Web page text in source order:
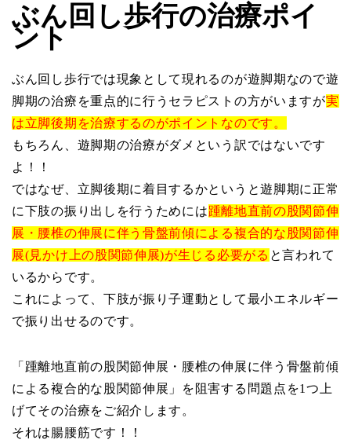
ぶん回し歩行の治療ポイ
ント
ぶん回し歩行では現象として現れるのが遊脚期なので遊
脚期の治療を重点的に行うセラピストの方がいますが実
は立脚後期を治療するのがポイントなのです。
もちろん、遊脚期の治療がダメという訳ではないです
よ！！
ではなぜ、立脚後期に着目するかというと遊脚期に正常
に下肢の振り出しを行うためには踵離地直前の股関節伸
展・腰椎の伸展に伴う骨盤前傾による複合的な股関節伸
展(見かけ上の股関節伸展)が生じる必要がる と言われて
いるからです。
これによって、下肢が振り子運動として最小エネルギー
で振り出せるのです。
「踵離地直前の股関節伸展・腰椎の伸展に伴う骨盤前傾
による複合的な股関節伸展」を阻害する問題点を1つ上
げてその治療をご紹介します。
それは腸腰筋です！！